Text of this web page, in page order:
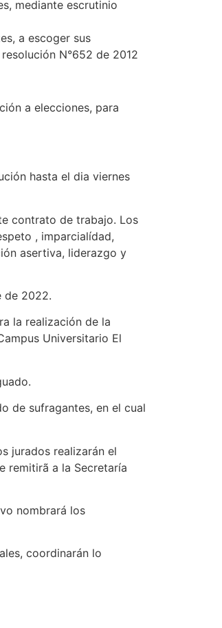
mediante escrutinio
a escoger sus
N°652 de 2012
a elecciones, para
hasta el dia viernes
contrato de trabajo. Los
, imparcialídad,
asertiva, liderazgo y
de 2022.
la realización de la
Universitario El
de sufragantes, en el cual
jurados realizarán el
remitirã a la Secretaría
nombrará los
coordinarán lo